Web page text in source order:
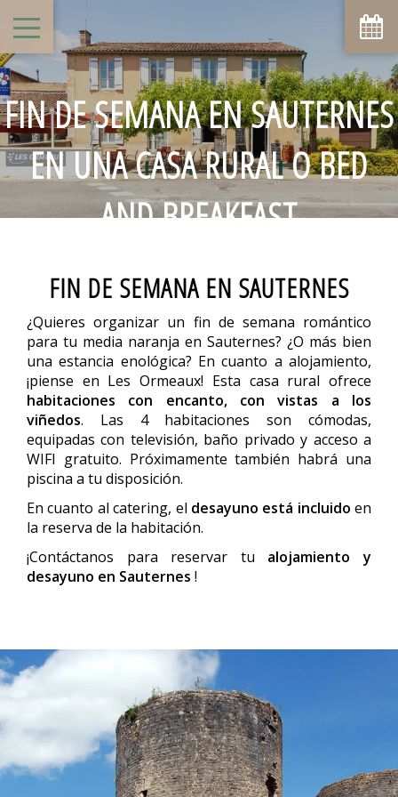
FIN DE SEMANA EN SAUTERNES
EN UNA CASA RURAL O BED
AND BREAKFAST
FIN DE SEMANA EN SAUTERNES
¿Quieres organizar un fin de semana romántico
para tu media naranja en Sauternes? ¿O más bien
una estancia enológica? En cuanto a alojamiento,
¡piense en Les Ormeaux! Esta casa rural ofrece
habitaciones con encanto, con vistas a los
viñedos. Las 4 habitaciones son cómodas,
equipadas con televisión, baño privado y acceso a
WIFI gratuito. Próximamente también habrá una
piscina a tu disposición.
En cuanto al catering, el desayuno está incluido en
la reserva de la habitación.
¡Contáctanos para reservar tu alojamiento y
desayuno en Sauternes !